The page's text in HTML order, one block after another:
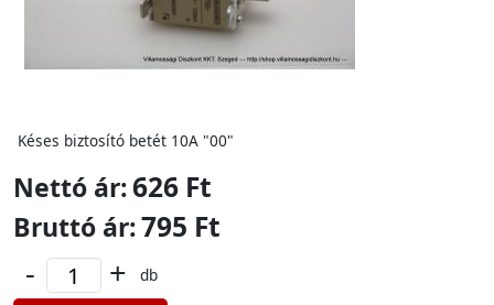
Késes biztosító betét 10A "00"
Nettó ár:626 Ft
Bruttó ár:795 Ft
- + db